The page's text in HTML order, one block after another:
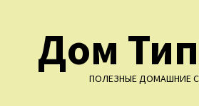
содержимомуДом
ПОЛЕЗНЫЕ ДОМАШНИЕ